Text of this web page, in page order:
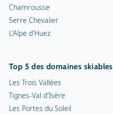
Chamrousse
Serre Chevalier
L'Alpe d'Huez
Top 5 des domaines skiables
Les Trois Vallées
Tignes-Val d'Isère
Les Portes du Soleil